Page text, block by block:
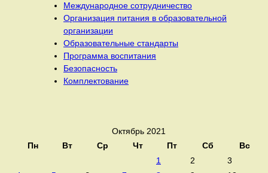
Международное сотрудничество
Организация питания в образовательной
организации
Образовательные стандарты
Программа воспитания
Безопасность
Комплектование
Октябрь 2021
Пн
Вт Ср Чт Пт Сб
Вс
1
2
3